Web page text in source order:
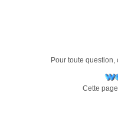
Pour toute question,
Cette